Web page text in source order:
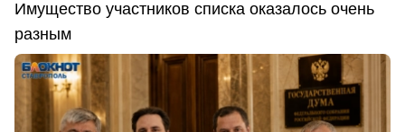
Имущество участников списка оказалось очень
разным